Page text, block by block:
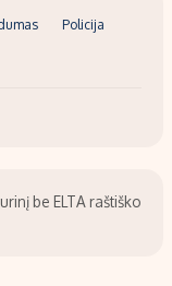
Policija
be ELTA raštiško